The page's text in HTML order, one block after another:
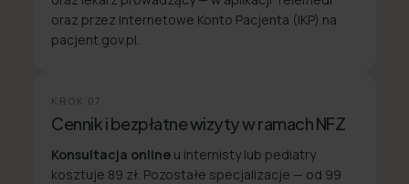
oraz przez Internetowe Konto Pacjenta (IKP) na
pacjent.gov.pl.
KROK 07
Cennik i bezpłatne wizyty w ramach NFZ
Konsultacja online u internisty lub pediatry
kosztuje 89 zł. Pozostałe specjalizacje — od 99